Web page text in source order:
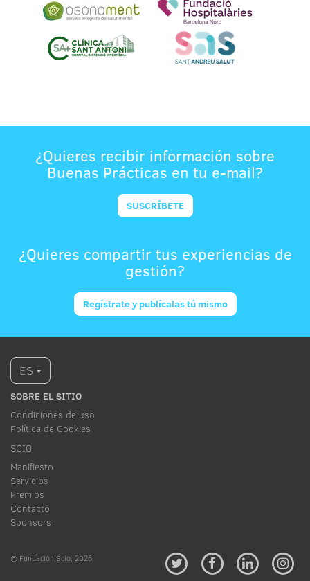
¿Quieres recibir información sobre
Buenas Prácticas en tu e-mail?
SUSCRÍBETE
¿Quieres compartir tus experiencias de
gestión?
Regístrate y publícalas tú mismo
ES
SOBRE EL SITIO
Condiciones de uso
Política de Cookies
SCIO
Manifiesto
Servicios
Premios
Contacto
Sponsors
© Fundación Scio, 2026